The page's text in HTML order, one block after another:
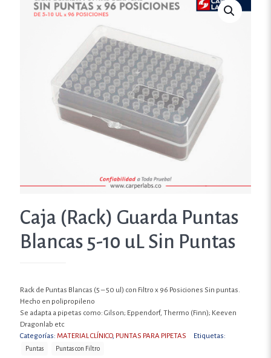
Caja (Rack) Guarda Puntas
Blancas 5-10 uL Sin Puntas
Rack de Puntas Blancas (5 – 50 ul) con Filtro x 96 Posiciones Sin puntas.
Hecho en polipropileno
Se adapta a pipetas como: Gilson; Eppendorf, Thermo (Finn); Keeven
Dragonlab etc
Categorías: MATERIAL CLÍNICO, PUNTAS PARA PIPETAS Etiquetas:
Puntas Puntas con Filtro